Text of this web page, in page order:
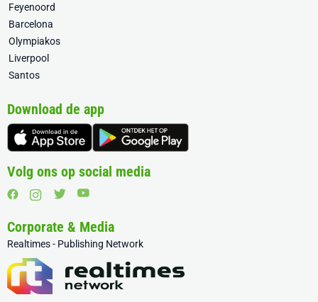
Feyenoord
Barcelona
Olympiakos
Liverpool
Santos
Download de app
Volg ons op social media
Corporate & Media
Realtimes - Publishing Network